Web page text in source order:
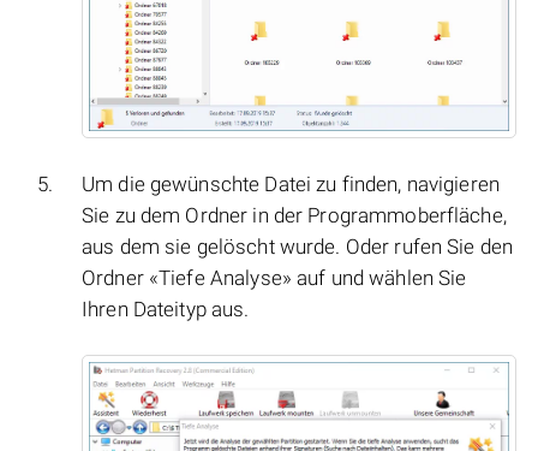
Um die gewünschte Datei zu finden, navigieren
Sie zu dem Ordner in der Programmoberfläche,
aus dem sie gelöscht wurde. Oder rufen Sie den
Ordner «Tiefe Analyse» auf und wählen Sie
Ihren Dateityp aus.